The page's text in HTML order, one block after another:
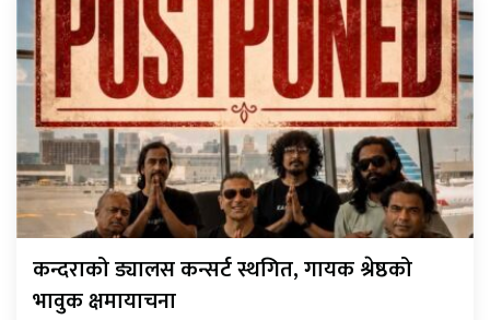
कन्दराको ड्यालस कन्सर्ट स्थगित, गायक श्रेष्ठको
भावुक क्षमायाचना